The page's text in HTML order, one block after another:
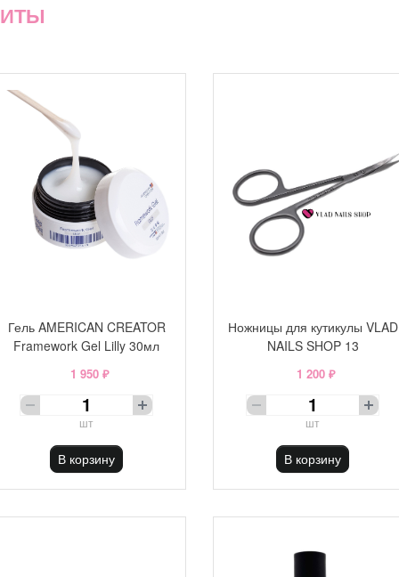
Гель AMERICAN CREATOR
Framework Gel Lilly 30мл
1 950 ₽
шт
В корзину
Ножницы для кутикулы VLAD
NAILS SHOP 13
1 200 ₽
шт
В корзину